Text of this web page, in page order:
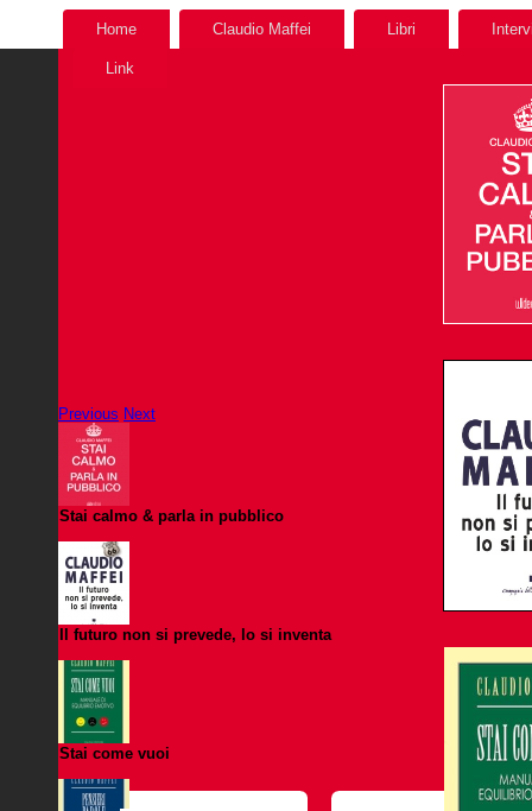
Home Claudio Maffei Libri
Link
Previous Next
Stai calmo & parla in pubblico
Il futuro non si prevede, lo si inventa
Stai come vuoi